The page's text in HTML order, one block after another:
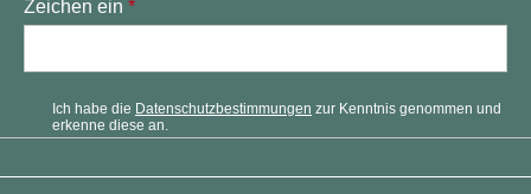
Zeichen ein *
Ich habe die Datenschutzbestimmungen zur Kenntnis genommen und
erkenne diese an.